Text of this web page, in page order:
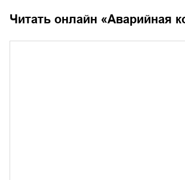
Читать онлайн «Аварийная